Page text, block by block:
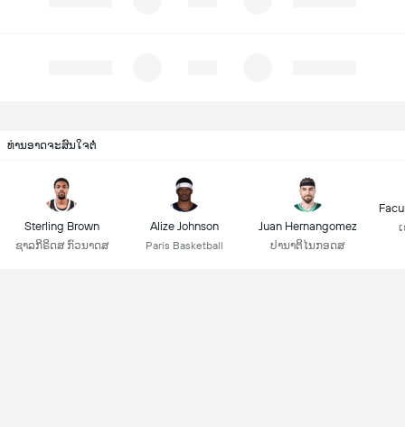
ທ່ານອາດຈະສົນໃຈຕໍ່
Sterling Brown
ຊາລກິຣິດສ ກົວນາດສ
Alize Johnson
Paris Basketball
Juan Hernangomez
ປານາຕິໄນກອດສ